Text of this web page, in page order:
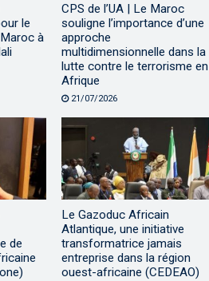
le
à
CPS de l’UA | Le Maroc
souligne l’importance d’une
approche
multidimensionnelle dans la
lutte contre le terrorisme en
Afrique
21/07/2026
de
Le Gazoduc Africain
Atlantique, une initiative
transformatrice jamais
entreprise dans la région
ouest-africaine (CEDEAO)